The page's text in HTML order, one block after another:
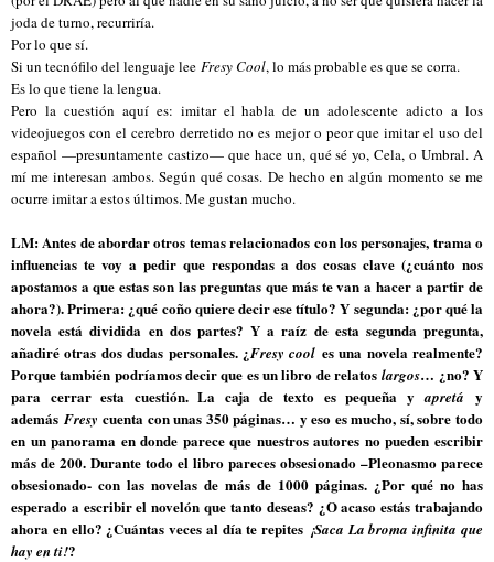
joda de turno, recurriría.
Por lo que sí.
Si un tecnófilo del lenguaje lee Fresy Cool, lo más probable es que se corra.
Es lo que tiene la lengua.
Pero la cuestión aquí es: imitar el habla de un adolescente adicto a los
videojuegos con el cerebro derretido no es mejor o peor que imitar el uso del
español —presuntamente castizo— que hace un, qué sé yo, Cela, o Umbral. A
mí me interesan ambos. Según qué cosas. De hecho en algún momento se me
ocurre imitar a estos últimos. Me gustan mucho.
LM: Antes de abordar otros temas relacionados con los personajes, trama o
influencias te voy a pedir que respondas a dos cosas clave (¿cuánto nos
apostamos a que estas son las preguntas que más te van a hacer a partir de
ahora?). Primera: ¿qué coño quiere decir ese título? Y segunda: ¿por qué la
novela está dividida en dos partes? Y a raíz de esta segunda pregunta,
añadiré otras dos dudas personales. ¿Fresy cool es una novela realmente?
Porque también podríamos decir que es un libro de relatoslargos… ¿no? Y
para cerrar esta cuestión. La caja de texto es pequeña yapretá
y
además Fresy cuenta con unas 350 páginas… y eso es mucho, sí, sobre todo
en un panorama en donde parece que nuestros autores no pueden escribir
más de 200. Durante todo el libro pareces obsesionado –Pleonasmo parece
obsesionado- con las novelas de más de 1000 páginas. ¿Por qué no has
esperado a escribir el novelón que tanto deseas? ¿O acaso estás trabajando
ahora en ello? ¿Cuántas veces al día te repites ¡Saca La broma infinita que
hay en ti!?